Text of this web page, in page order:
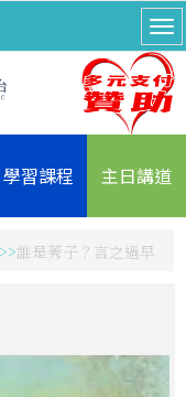
學習課程 主日講道
誰是莠子？言之過早